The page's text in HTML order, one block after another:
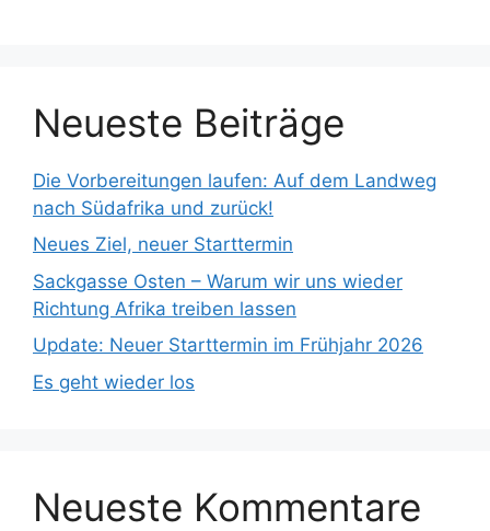
Neueste Beiträge
Die Vorbereitungen laufen: Auf dem Landweg
nach Südafrika und zurück!
Neues Ziel, neuer Starttermin
Sackgasse Osten – Warum wir uns wieder
Richtung Afrika treiben lassen
Update: Neuer Starttermin im Frühjahr 2026
Es geht wieder los
Neueste Kommentare